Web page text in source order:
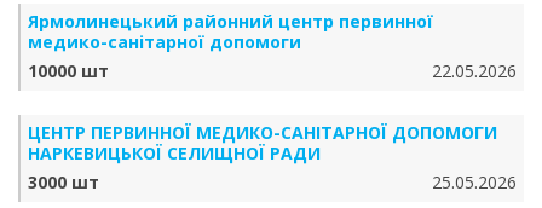
Ярмолинецький районний центр первинної
медико-санітарної допомоги
10000 шт
22.05.2026
ЦЕНТР ПЕРВИННОЇ МЕДИКО-САНІТАРНОЇ ДОПОМОГИ
НАРКЕВИЦЬКОЇ СЕЛИЩНОЇ РАДИ
3000 шт
25.05.2026